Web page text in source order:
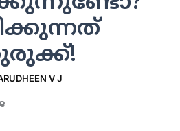
V J